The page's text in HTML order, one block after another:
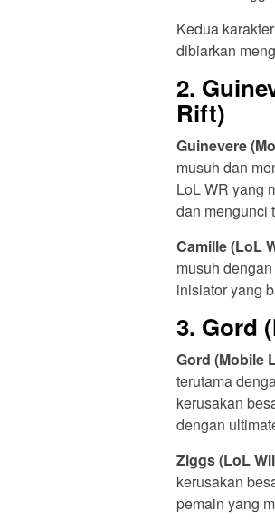
Kedua
dibiarkan
2.
Rift)
Guinevere
musuh dan
LoL WR yang
dan mengunci
Camille (LoL
musuh
inisiator yang
3. Gord
Gord (Mobile
terutama
kerusakan
dengan
Ziggs (LoL
kerusakan
pemain yang